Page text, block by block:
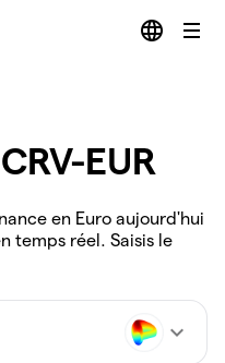
EUR
en Euro aujourd'hui
temps réel. Saisis le